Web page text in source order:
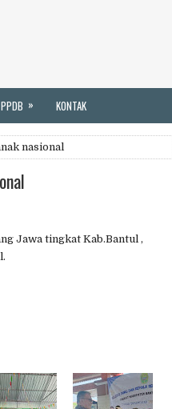
PPDB » KONTAK
nasional
Jawa tingkat Kab.Bantul ,